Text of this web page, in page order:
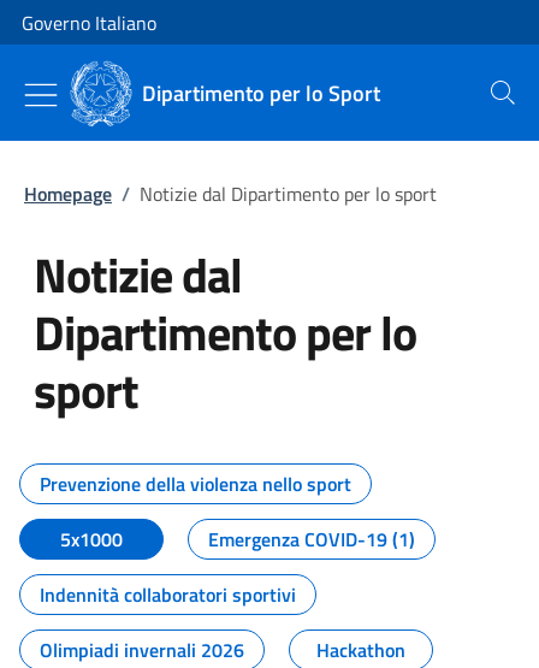
Vai al contenuto
Vai alla navigazione del sito
Governo Italiano
Dipartimento per lo Sport Cerca
Homepage / Notizie dal Dipartimento per lo sport
Notizie dal
Dipartimento per lo
sport
Tutti i contenuti della pagina
Prevenzione della violenza nello sport
5x1000
Emergenza COVID-19 (1)
Indennità collaboratori sportivi
Olimpiadi invernali 2026
Hackathon